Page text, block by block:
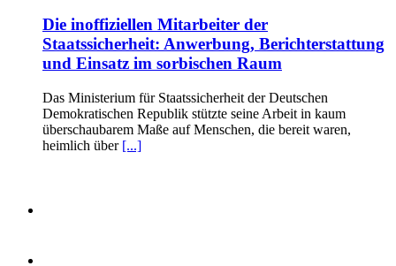
Die inoffiziellen Mitarbeiter der
Staatssicherheit: Anwerbung, Berichterstattung
und Einsatz im sorbischen Raum
Das Ministerium für Staatssicherheit der Deutschen
Demokratischen Republik stützte seine Arbeit in kaum
überschaubarem Maße auf Menschen, die bereit waren,
heimlich über [...]